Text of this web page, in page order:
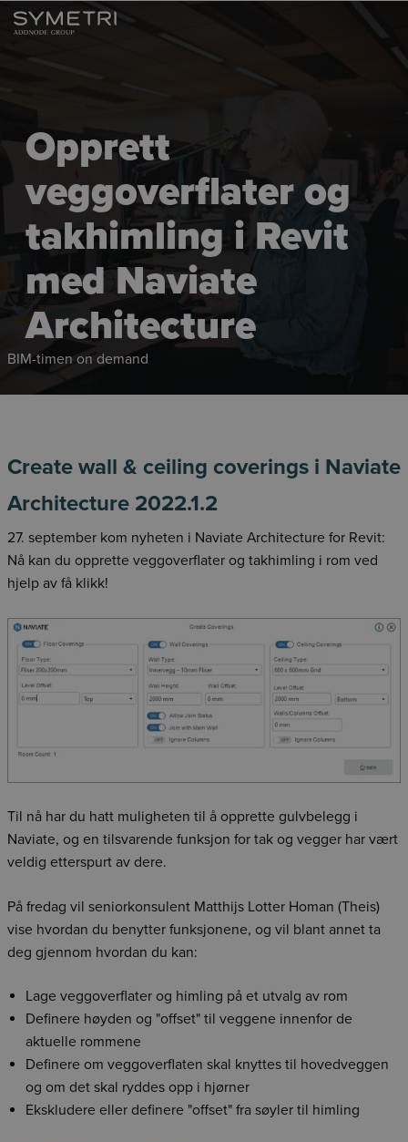
Opprett
veggoverflater og
takhimling i Revit
med Naviate
Architecture
BIM-timen on demand
Create wall & ceiling coverings i Naviate
Architecture 2022.1.2
27. september kom nyheten i Naviate Architecture for Revit:
Nå kan du opprette veggoverflater og takhimling i rom ved
hjelp av få klikk!
Til nå har du hatt muligheten til å opprette gulvbelegg i
Naviate, og en tilsvarende funksjon for tak og vegger har vært
veldig etterspurt av dere.
På fredag vil seniorkonsulent Matthijs Lotter Homan (Theis)
vise hvordan du benytter funksjonene, og vil blant annet ta
deg gjennom hvordan du kan:
Lage veggoverflater og himling på et utvalg av rom
Definere høyden og "offset" til veggene innenfor de
aktuelle rommene
Definere om veggoverflaten skal knyttes til hovedveggen
og om det skal ryddes opp i hjørner
Ekskludere eller definere "offset" fra søyler til himling